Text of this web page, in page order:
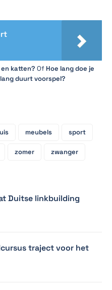
katten? OfHoe lang doe je
duurt voorspel?
meubels sport
zomer zwanger
Duitse linkbuilding
traject voor het